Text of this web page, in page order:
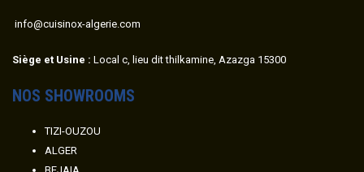
info@cuisinox-algerie.com
Siège et Usine : Local c, lieu dit thilkamine, Azazga 15300
NOS SHOWROOMS
TIZI-OUZOU
ALGER